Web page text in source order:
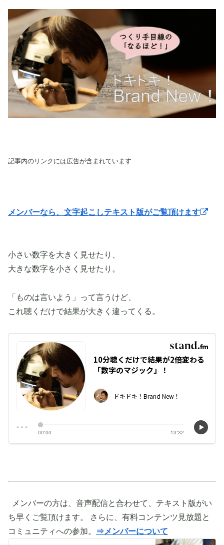
記事内のリンクには広告が含まれています
メンバーなら、文字起こしテキスト版がご覧頂けます
小さい数字を大きく見せたり、
大きな数字を小さく見せたり。
「ものは言いよう」って言うけど、
これ聴くだけで結果が大きく違ってくる。
メンバーの方は、音声配信と合わせて、テキスト版がい
ち早くご覧頂けます。 さらに、有料コンテンツ見放題と
コミュニティへの参加。
⇒メンバーについて